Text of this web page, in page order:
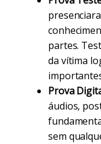
partes.
da vítima
Prova
áudios,
sem